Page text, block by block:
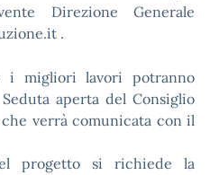
Direzione Generale
.
i migliori lavori potranno
aperta del Consiglio
verrà comunicata con il
progetto si richiede la